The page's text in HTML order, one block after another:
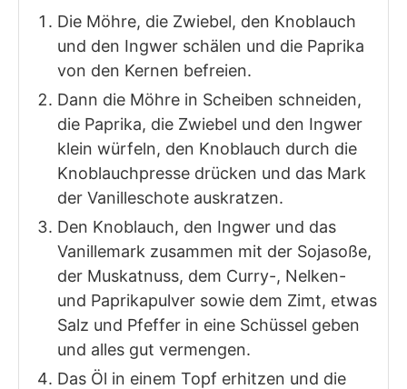
Die Möhre, die Zwiebel, den Knoblauch
und den Ingwer schälen und die Paprika
von den Kernen befreien.
Dann die Möhre in Scheiben schneiden,
die Paprika, die Zwiebel und den Ingwer
klein würfeln, den Knoblauch durch die
Knoblauchpresse drücken und das Mark
der Vanilleschote auskratzen.
Den Knoblauch, den Ingwer und das
Vanillemark zusammen mit der Sojasoße,
der Muskatnuss, dem Curry-, Nelken-
und Paprikapulver sowie dem Zimt, etwas
Salz und Pfeffer in eine Schüssel geben
und alles gut vermengen.
Das Öl in einem Topf erhitzen und die